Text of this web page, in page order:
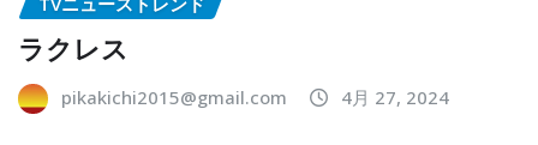
ラクレス
pikakichi2015@gmail.com 4月 27, 2024